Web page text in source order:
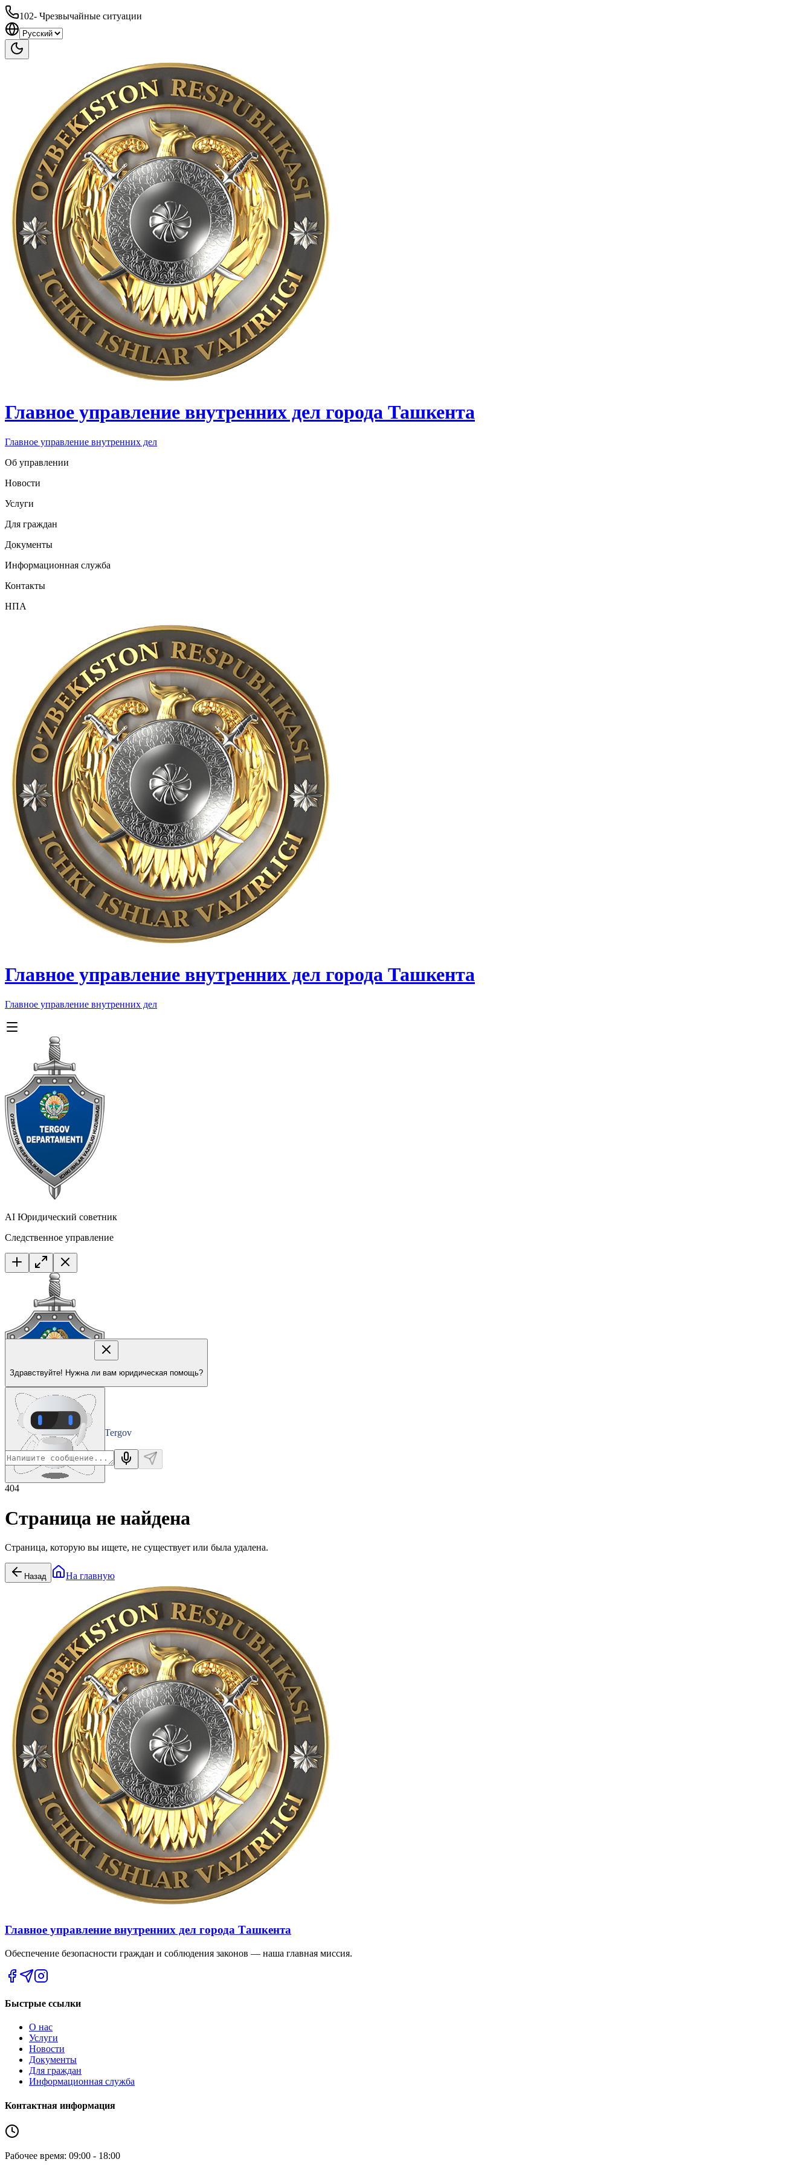
102- Чрезвычайные ситуации
Главное управление внутренних дел города Ташкента
Главное управление внутренних дел
Об управлении
Новости
Услуги
Для граждан
Документы
Информационная служба
Контакты
НПА
Главное управление внутренних дел города Ташкента
Главное управление внутренних дел
AI Юридический советник
Следственное управление
Tergov
Departamenti
Здравствуйте! Нужна ли вам юридическая помощь?
404
Страница не найдена
Страница, которую вы ищете, не существует или была удалена.
Назад На главную
Главное управление внутренних дел города Ташкента
Обеспечение безопасности граждан и соблюдения законов — наша главная миссия.
Быстрые ссылки
О нас
Услуги
Новости
Документы
Для граждан
Информационная служба
Контактная информация
Рабочее время: 09:00 - 18:00